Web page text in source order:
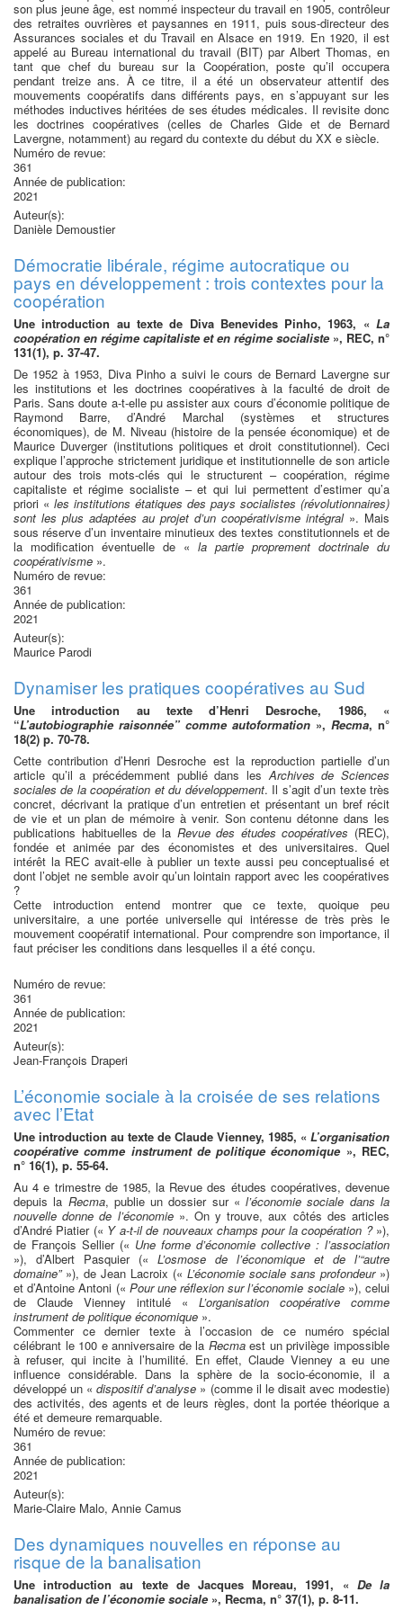
son plus jeune âge, est nommé inspecteur du travail en 1905, contrôleur
des retraites ouvrières et paysannes en 1911, puis sous-directeur des
Assurances sociales et du Travail en Alsace en 1919. En 1920, il est
appelé au Bureau international du travail (BIT) par Albert Thomas, en
tant que chef du bureau sur la Coopération, poste qu’il occupera
pendant treize ans. À ce titre, il a été un observateur attentif des
mouvements coopératifs dans différents pays, en s’appuyant sur les
méthodes inductives héritées de ses études médicales. Il revisite donc
les doctrines coopératives (celles de Charles Gide et de Bernard
Lavergne, notamment) au regard du contexte du début du XX e siècle.
Numéro de revue:
361
Année de publication:
2021
Auteur(s):
Danièle Demoustier
Démocratie libérale, régime autocratique ou
pays en développement : trois contextes pour la
coopération
Une introduction au texte de Diva Benevides Pinho, 1963, « La
coopération en régime capitaliste et en régime socialiste », REC, n°
131(1), p. 37-47.
De 1952 à 1953, Diva Pinho a suivi le cours de Bernard Lavergne sur
les institutions et les doctrines coopératives à la faculté de droit de
Paris. Sans doute a-t-elle pu assister aux cours d’économie politique de
Raymond Barre, d’André Marchal (systèmes et structures
économiques), de M. Niveau (histoire de la pensée économique) et de
Maurice Duverger (institutions politiques et droit constitutionnel). Ceci
explique l’approche strictement juridique et institutionnelle de son article
autour des trois mots-clés qui le structurent – coopération, régime
capitaliste et régime socialiste – et qui lui permettent d’estimer qu’a
priori « les institutions étatiques des pays socialistes (révolutionnaires)
sont les plus adaptées au projet d’un coopérativisme intégral». Mais
sous réserve d’un inventaire minutieux des textes constitutionnels et de
la modification éventuelle de « la partie proprement doctrinale du
coopérativisme ».
Numéro de revue:
361
Année de publication:
2021
Auteur(s):
Maurice Parodi
Dynamiser les pratiques coopératives au Sud
Une introduction au texte d’Henri Desroche, 1986, «
“L’autobiographie raisonnée” comme autoformation », Recma, n°
18(2) p. 70-78.
Cette contribution d’Henri Desroche est la reproduction partielle d’un
article qu’il a précédemment publié dans les Archives de Sciences
sociales de la coopération et du développement. Il s’agit d’un texte très
concret, décrivant la pratique d’un entretien et présentant un bref récit
de vie et un plan de mémoire à venir. Son contenu détonne dans les
publications habituelles de la Revue des études coopératives (REC),
fondée et animée par des économistes et des universitaires. Quel
intérêt la REC avait-elle à publier un texte aussi peu conceptualisé et
dont l’objet ne semble avoir qu’un lointain rapport avec les coopératives
?
Cette introduction entend montrer que ce texte, quoique peu
universitaire, a une portée universelle qui intéresse de très près le
mouvement coopératif international. Pour comprendre son importance, il
faut préciser les conditions dans lesquelles il a été conçu.
Numéro de revue:
361
Année de publication:
2021
Auteur(s):
Jean-François Draperi
L’économie sociale à la croisée de ses relations
avec l’Etat
Une introduction au texte de Claude Vienney, 1985, « L’organisation
coopérative comme instrument de politique économique », REC,
n° 16(1), p. 55-64.
Au 4 e trimestre de 1985, la Revue des études coopératives, devenue
depuis la Recma, publie un dossier sur «l’économie sociale dans la
nouvelle donne de l’économie ». On y trouve, aux côtés des articles
d’André Piatier (« Y a-t-il de nouveaux champs pour la coopération ?»),
de François Sellier (« Une forme d’économie collective : l’association
»), d’Albert Pasquier (« L’osmose de l’économique et de l’“autre
domaine”»), de Jean Lacroix (« L’économie sociale sans profondeur»)
et d’Antoine Antoni (« Pour une réflexion sur l’économie sociale»), celui
de Claude Vienney intitulé « L’organisation coopérative comme
instrument de politique économique ».
Commenter ce dernier texte à l’occasion de ce numéro spécial
célébrant le 100 e anniversaire de la Recmaest un privilège impossible
à refuser, qui incite à l’humilité. En effet, Claude Vienney a eu une
influence considérable. Dans la sphère de la socio-économie, il a
développé un «dispositif d’analyse » (comme il le disait avec modestie)
des activités, des agents et de leurs règles, dont la portée théorique a
été et demeure remarquable.
Numéro de revue:
361
Année de publication:
2021
Auteur(s):
Marie-Claire Malo, Annie Camus
Des dynamiques nouvelles en réponse au
risque de la banalisation
Une introduction au texte de Jacques Moreau, 1991, « De la
banalisation de l’économie sociale », Recma, n° 37(1), p. 8-11.